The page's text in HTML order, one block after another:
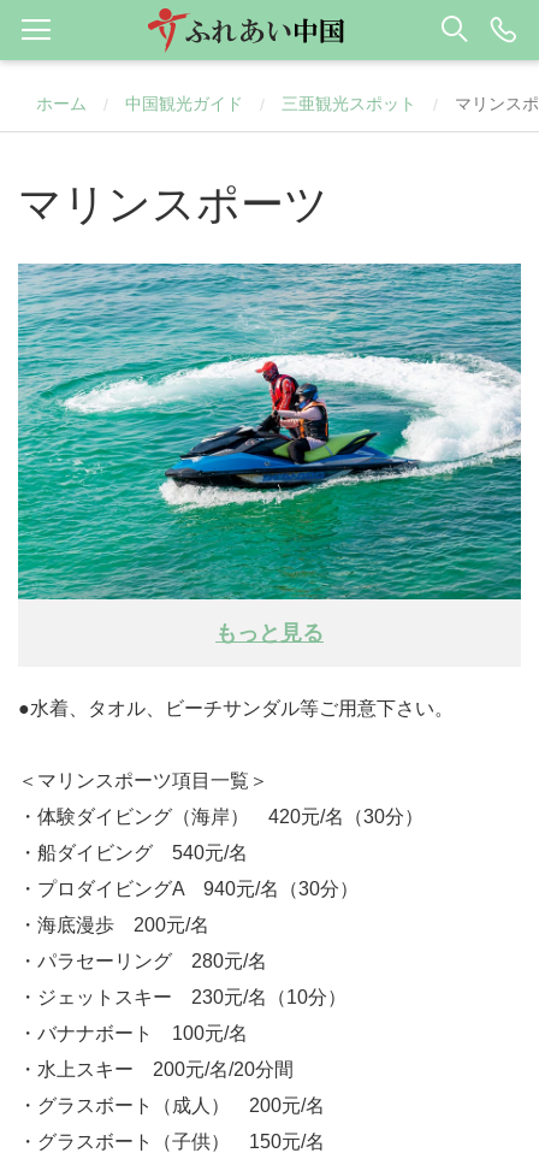
ホーム / 中国観光ガイド / 三亜観光スポット / マリンス
マリンスポーツ
もっと見る
●水着、タオル、ビーチサンダル等ご用意下さい。
＜マリンスポーツ項目一覧＞
・体験ダイビング（海岸） 420元/名（30分）
・船ダイビング 540元/名
・プロダイビングA 940元/名（30分）
・海底漫歩 200元/名
・パラセーリング 280元/名
・ジェットスキー 230元/名（10分）
・バナナボート 100元/名
・水上スキー 200元/名/20分間
・グラスボート（成人） 200元/名
・グラスボート（子供） 150元/名